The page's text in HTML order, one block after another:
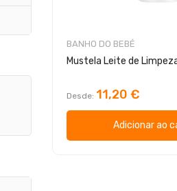
BANHO DO BEBÉ
Desde 11,20 €
Adicionar ao